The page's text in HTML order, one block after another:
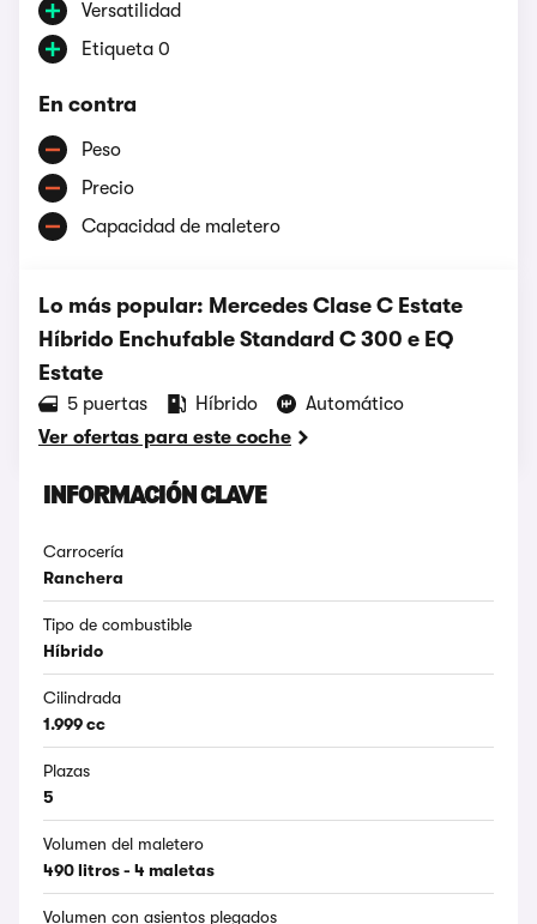
Versatilidad
Etiqueta 0
En contra
Peso
Precio
Capacidad de maletero
Lo más popular: Mercedes Clase C Estate
Híbrido Enchufable Standard C 300 e EQ
Estate
5 puertas Híbrido
Automático
Ver ofertas para este coche
INFORMACIÓN CLAVE
Carrocería
Ranchera
Tipo de combustible
Híbrido
Cilindrada
1.999 cc
Plazas
5
Volumen del maletero
490 litros - 4 maletas
Volumen con asientos plegados